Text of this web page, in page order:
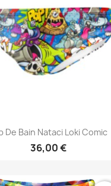
Aperçu rapide
De Bain Nataci Loki Comic
36,00 €